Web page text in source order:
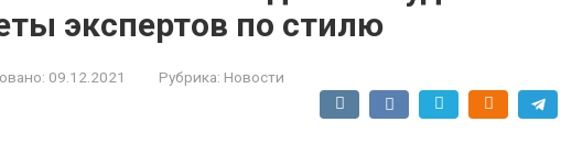
экспертов по стилю
09.12.2021 Рубрика: Новости